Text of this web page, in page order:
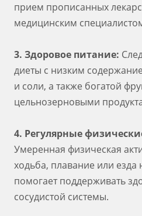
прием прописанных
медицинским
3. Здоровое питание:
диеты с низким
и соли, а также богатой
цельнозерновыми
4. Регулярные
Умеренная физическая
ходьба, плавание или езда
помогает поддерживать
сосудистой системы.